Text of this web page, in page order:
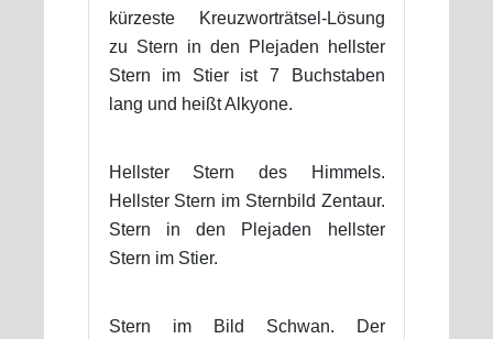
kürzeste Kreuzworträtsel-Lösung
zu Stern in den Plejaden hellster
Stern im Stier ist 7 Buchstaben
lang und heißt Alkyone.
Hellster Stern des Himmels.
Hellster Stern im Sternbild Zentaur.
Stern in den Plejaden hellster
Stern im Stier.
Stern im Bild Schwan. Der